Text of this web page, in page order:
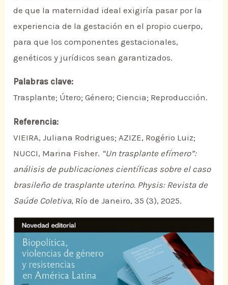
de que la maternidad ideal exigiría pasar por la
experiencia de la gestación en el propio cuerpo,
para que los componentes gestacionales,
genéticos y jurídicos sean garantizados.
Palabras clave:
Trasplante; Útero; Género; Ciencia; Reproducción.
Referencia:
VIEIRA, Juliana Rodrigues; AZIZE, Rogério Luiz;
NUCCI, Marina Fisher. “Un trasplante efímero”:
análisis de publicaciones científicas sobre el caso
brasileño de trasplante uterino. Physis: Revista de
Saúde Coletiva, Río de Janeiro, 35 (3), 2025.